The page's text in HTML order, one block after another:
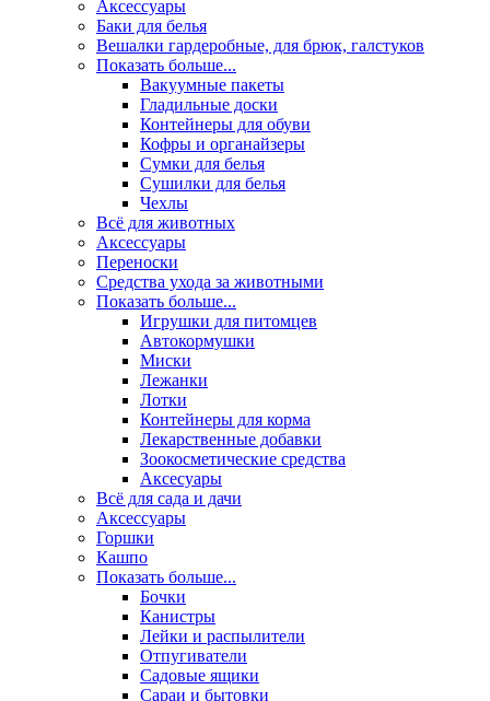
Аксессуары
Баки для белья
Вешалки гардеробные, для брюк, галстуков
Показать больше...
Вакуумные пакеты
Гладильные доски
Контейнеры для обуви
Кофры и органайзеры
Сумки для белья
Сушилки для белья
Чехлы
Всё для животных
Аксесcуары
Переноски
Средства ухода за животными
Показать больше...
Игрушки для питомцев
Автокормушки
Миски
Лежанки
Лотки
Контейнеры для корма
Лекарственные добавки
Зоокосметические средства
Аксесуары
Всё для сада и дачи
Аксессуары
Горшки
Кашпо
Показать больше...
Бочки
Канистры
Лейки и распылители
Отпугиватели
Садовые ящики
Сараи и бытовки